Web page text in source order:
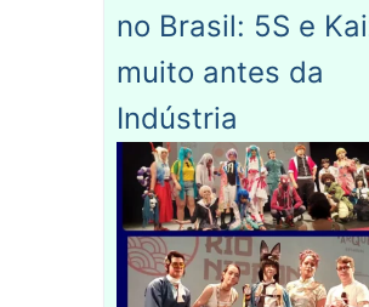
no Brasil: 5S e
muito antes da
Indústria